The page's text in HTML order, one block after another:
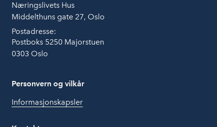
Næringslivets Hus
Middelthuns gate 27, Oslo
Postadresse:
Postboks 5250 Majorstuen
0303 Oslo
Personvern og vilkår
Informasjonskapsler